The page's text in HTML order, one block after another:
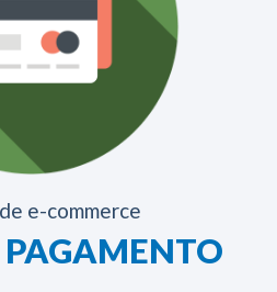
e-commerce
PAGAMENTO